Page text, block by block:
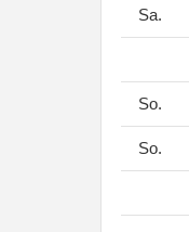
Sa.
So.
So.